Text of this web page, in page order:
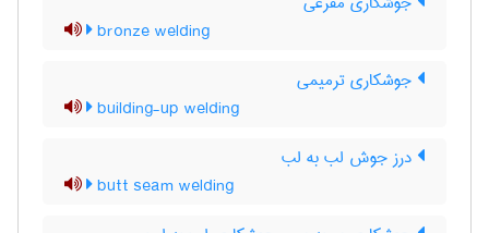
bronze welding
جوشکاری ترمیمی
building-up welding
درز جوش لب به لب
butt seam welding